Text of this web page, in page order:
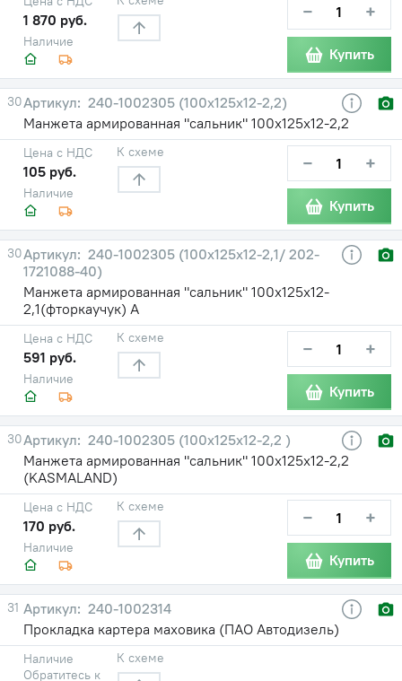
Наличие
1 870 руб. − +
Купить
30
240-1002305 (100х125х12-2,2)
Манжета армированная "сальник" 100х125х12-2,2
Наличие
Цена с НДС
105 руб.
К схеме − +
Купить
30
240-1002305 (100х125х12-2,1/ 202-
1721088-40)
Манжета армированная "сальник" 100х125х12-
2,1(фторкаучук) А
Наличие
Цена с НДС
591 руб.
К схеме − +
Купить
30
240-1002305 (100х125х12-2,2 )
Манжета армированная "сальник" 100х125х12-2,2
(KASMALAND)
Наличие
Цена с НДС
170 руб.
К схеме − +
Купить
31
240-1002314
Прокладка картера маховика (ПАО Автодизель)
Наличие
Обратитесь к
К схеме